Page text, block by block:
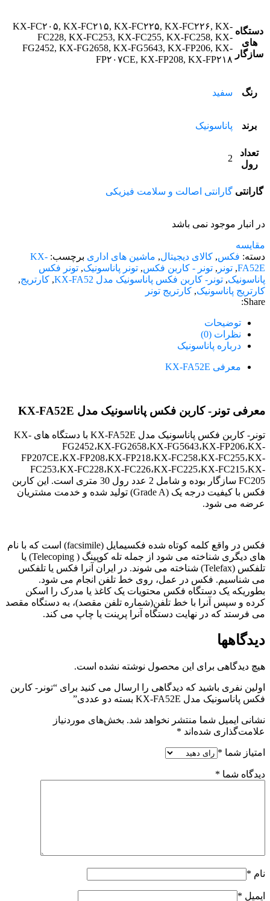
دستگاه
های
سازگار
KX-FC۲۰۵, KX-FC۲۱۵, KX-FC۲۲۵, KX-FC۲۲۶, KX-
FC228, KX-FC253, KX-FC255, KX-FC258, KX-
FG2452, KX-FG2658, KX-FG5643, KX-FP206, KX-
FP۲۰۷CE, KX-FP208, KX-FP۲۱۸
رنگ سفید
برند پاناسونیک
تعداد
رول
2
گارانتی گارانتی اصالت و سلامت فیزیکی
در انبار موجود نمی باشد
مقایسه
دسته: فکس, کالای دیجیتال, ماشین های اداری برچسب: KX-
FA52E
, تونر , تونر - کاربن فکس, تونر پاناسونیک, تونر فکس
پاناسونیک, تونر- کاربن فکس پاناسونیک مدل KX-FA52 , کارتریج,
کارتریج پاناسونیک, کارتریج تونر
Share:
توضیحات
نظرات (0)
درباره پاناسونیک
معرفی KX-FA52E
معرفی تونر- کاربن فکس پاناسونیک مدل KX-FA52E
تونر- کاربن فکس پاناسونیک مدل KX-FA52E با دستگاه های KX-
FG2452،KX-FG2658،KX-FG5643،KX-FP206،KX-
FP207CE،KX-FP208،KX-FP218،KX-FC258،KX-FC255،KX-
FC253،KX-FC228،KX-FC226،KX-FC225،KX-FC215،KX-
FC205 سازگار بوده و شامل 2 عدد رول 30 متری است. این کاربن
فکس با کیفیت درجه یک (Grade A) تولید شده و خدمت مشتریان
عرضه می شود.
فکس در واقع کلمه کوتاه شده فکسیمایل (facsimile) است که با نام
های دیگری شناخته می شود از جمله تله کوپینگ ( Telecoping) یا
تلفکس (Telefax) شناخته می شوند. در ایران آنرا فکس یا تلفکس
می شناسیم. فکس در عمل، روی خط تلفن انجام می شود.
بطوریکه یک دستگاه فکس محتویات یک کاغذ یا مدرک را اسکن
کرده و سپس آنرا با خط تلفن(شماره تلفن مقصد)، به دستگاه مقصد
می فرستد که در نهایت دستگاه آنرا پرینت یا چاپ می کند.
دیدگاهها
هیچ دیدگاهی برای این محصول نوشته نشده است.
اولین نفری باشید که دیدگاهی را ارسال می کنید برای “تونر- کاربن
فکس پاناسونیک مدل KX-FA52E بسته دو عددی”
نشانی ایمیل شما منتشر نخواهد شد. بخش‌های موردنیاز
علامت‌گذاری شده‌اند *
امتیاز شما *
دیدگاه شما *
نام *
ایمیل *